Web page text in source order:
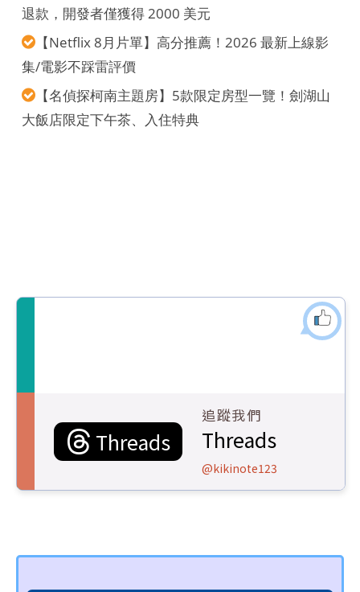
退款，開發者僅獲得 2000 美元
【Netflix 8月片單】高分推薦！2026 最新上線影
集/電影不踩雷評價
【名偵探柯南主題房】5款限定房型一覽！劍湖山
大飯店限定下午茶、入住特典
Threads
追蹤我們
Threads
@kikinote123